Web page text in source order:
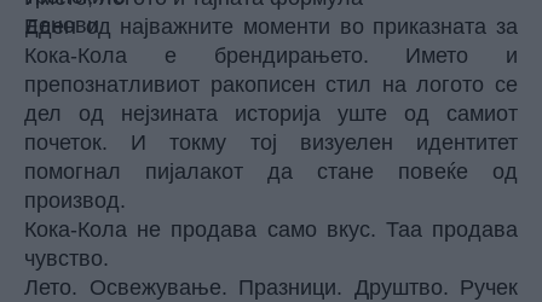
Еден од најважните моменти во приказната за
Кока-Кола е брендирањето. Името и
препознатливиот ракописен стил на логото се
дел од нејзината историја уште од самиот
почеток. И токму тој визуелен идентитет
помогнал пијалакот да стане повеќе од
производ.
Кока-Кола не продава само вкус. Таа продава
чувство.
Лето. Освежување. Празници. Друштво. Ручек